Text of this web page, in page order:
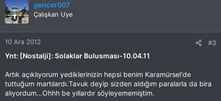
gencer007
Çalışkan Uye
10 Ara 2012 #3
Ynt: [Nostalji]: Solaklar Bulusması-10.04.11
Artık açıklıyorum yediklerinizin hepsi benim Karamürsel'de
tuttuğum martılardı.Tavuk deyip sizden aldığım paralarla da bira
alıyordum...Ohhh be yıllardır söyleyememiştim.